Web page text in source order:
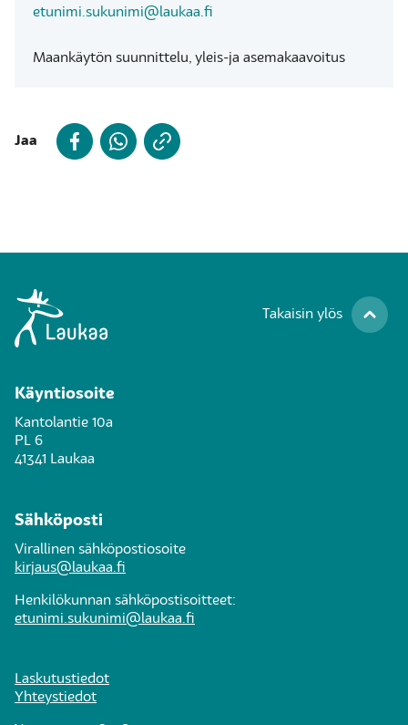
etunimi.sukunimi@laukaa.fi
Maankäytön suunnittelu, yleis-ja asemakaavoitus
Jaa
Takaisin ylös
Käyntiosoite
Kantolantie 10a
PL 6
41341 Laukaa
Sähköposti
Virallinen sähköpostiosoite
kirjaus@laukaa.fi
Henkilökunnan sähköpostisoitteet:
etunimi.sukunimi@laukaa.fi
Laskutustiedot
Yhteystiedot